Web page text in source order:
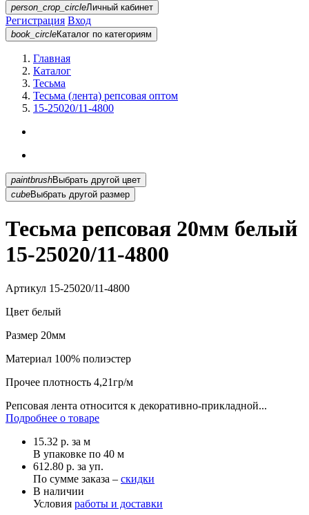
person_crop_circleЛичный кабинет
Регистрация Вход
book_circleКаталог по категориям
Главная
Каталог
Тесьма
Тесьма (лента) репсовая оптом
15-25020/11-4800
paintbrush
Выбрать другой цвет
cubeВыбрать другой размер
Тесьма репсовая 20мм белый
15-25020/11-4800
Артикул 15-25020/11-4800
Цвет белый
Размер 20мм
Материал 100% полиэстер
Прочее плотность 4,21гр/м
Репсовая лента относится к декоративно-прикладной...
Подробнее о товаре
15.32 р. за м
В упаковке по 40 м
612.80 р. за уп.
По сумме заказа – скидки
В наличии
Условия работы и доставки